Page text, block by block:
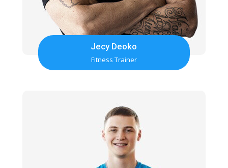
Jecy Deoko
Fitness Trainer